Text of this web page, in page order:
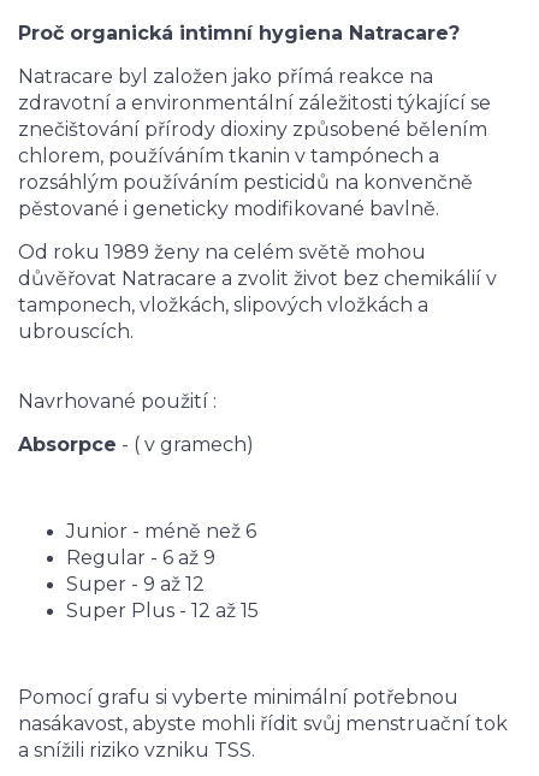
Proč organická intimní hygiena Natracare?
Natracare byl založen jako přímá reakce na
zdravotní a environmentální záležitosti týkající se
znečištování přírody dioxiny způsobené bělením
chlorem, používáním tkanin v tampónech a
rozsáhlým používáním pesticidů na konvenčně
pěstované i geneticky modifikované bavlně.
Od roku 1989 ženy na celém světě mohou
důvěřovat Natracare a zvolit život bez chemikálií v
tamponech, vložkách, slipových vložkách a
ubrouscích.
Navrhované použití :
Absorpce - ( v gramech)
Junior - méně než 6
Regular - 6 až 9
Super - 9 až 12
Super Plus - 12 až 15
Pomocí grafu si vyberte minimální potřebnou
nasákavost, abyste mohli řídit svůj menstruační tok
a snížili riziko vzniku TSS.